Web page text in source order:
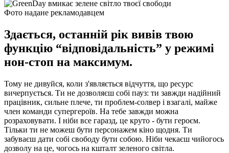
Фото надане рекламодавцем
Здається, останній рік вивів твою
функцію “відповідальність” у режимі
нон-стоп на максимум.
Тому не дивуйся, коли з'являється відчуття, що ресурс
вичерпується. Ти не дозволяєш собі пауз: ти завжди надійний
працівник, сильне плече, ти проблем-солвер і взагалі, майже
член команди супергероїв. На тебе завжди можна
розраховувати. І ніби все гаразд, це круто - бути героєм.
Тільки ти не можеш бути персонажем кіно щодня. Ти
забуваєш дати собі свободу бути собою. Ніби чекаєш чийогось
дозволу на це, чогось на кшталт зеленого світла.